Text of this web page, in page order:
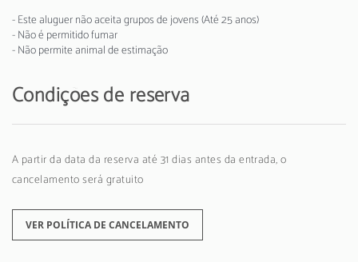
- Este aluguer não aceita grupos de jovens (Até 25 anos)
- Não é permitido fumar
- Não permite animal de estimação
Condições de reserva
A partir da data da reserva até 31 dias antes da entrada, o
cancelamento será gratuito
VER POLÍTICA DE CANCELAMENTO